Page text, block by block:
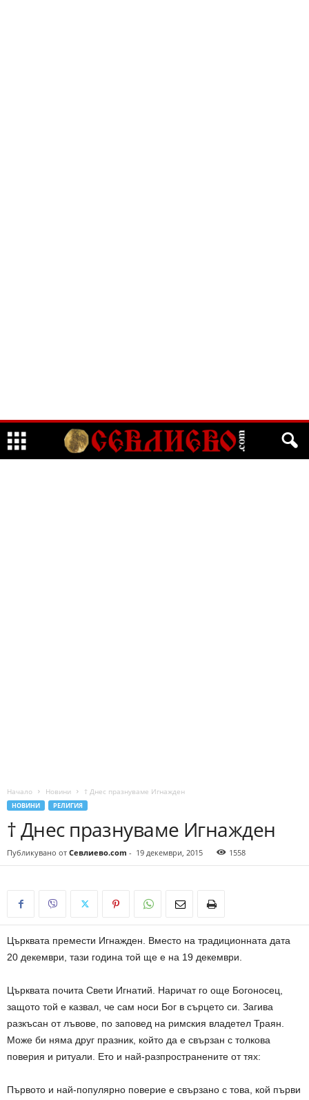
Начало Новини † Днес празнуваме Игнажден
НОВИНИ РЕЛИГИЯ
† Днес празнуваме Игнажден
Публикувано от Севлиево.com - 19 декември, 2015 1558
Църквата премести Игнажден. Вместо на традиционната дата
20 декември, тази година той ще е на 19 декември.
Църквата почита Свети Игнатий. Наричат го още Богоносец,
защото той е казвал, че сам носи Бог в сърцето си. Загива
разкъсан от лъвове, по заповед на римския владетел Траян.
Може би няма друг празник, който да е свързан с толкова
поверия и ритуали. Ето и най-разпространените от тях:
Първото и най-популярно поверие е свързано с това, кой първи